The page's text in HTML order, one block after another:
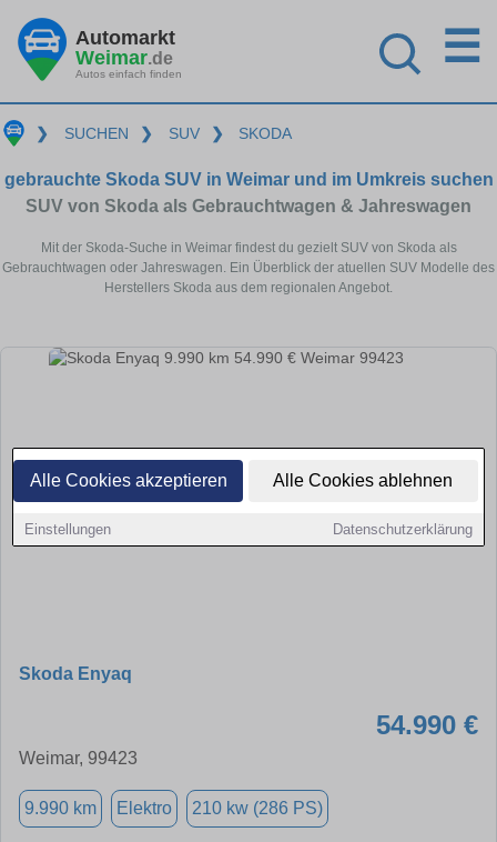
Alle Cookies akzeptieren Alle Cookies ablehnen
Einstellungen Datenschutzerklärung
Automarkt
Weimar.de
Autos einfach finden
☰
❯ SUCHEN ❯ SUV ❯ SKODA
gebrauchte Skoda SUV in Weimar und im Umkreis suchen
SUV von Skoda als Gebrauchtwagen & Jahreswagen
Mit der Skoda-Suche in Weimar findest du gezielt SUV von Skoda als
Gebrauchtwagen oder Jahreswagen. Ein Überblick der atuellen SUV Modelle des
Herstellers Skoda aus dem regionalen Angebot.
Skoda Enyaq
54.990 €
Weimar, 99423
9.990 km Elektro 210 kw (286 PS)